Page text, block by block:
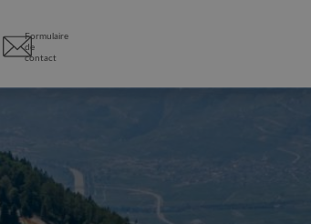
Formulaire
de
contact